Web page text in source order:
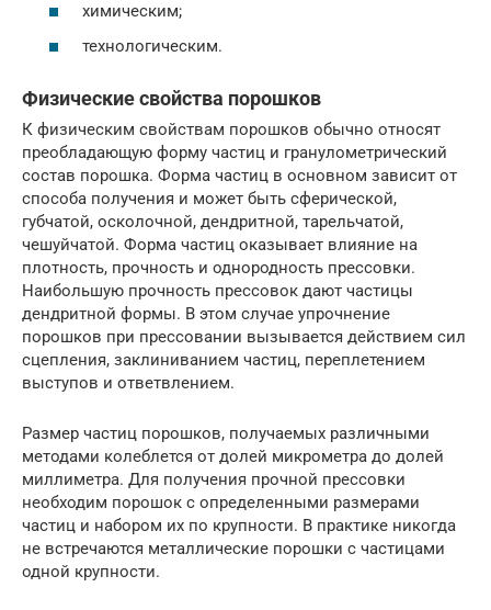
химическим;
технологическим.
Физические свойства порошков
К физическим свойствам порошков обычно относят
преобладающую форму частиц и гранулометрический
состав порошка. Форма частиц в основном зависит от
способа получения и может быть сферической,
губчатой, осколочной, дендритной, тарельчатой,
чешуйчатой. Форма частиц оказывает влияние на
плотность, прочность и однородность прессовки.
Наибольшую прочность прессовок дают частицы
дендритной формы. В этом случае упрочнение
порошков при прессовании вызывается действием сил
сцепления, заклиниванием частиц, переплетением
выступов и ответвлением.
Размер частиц порошков, получаемых различными
методами колеблется от долей микрометра до долей
миллиметра. Для получения прочной прессовки
необходим порошок с определенными размерами
частиц и набором их по крупности. В практике никогда
не встречаются металлические порошки с частицами
одной крупности.